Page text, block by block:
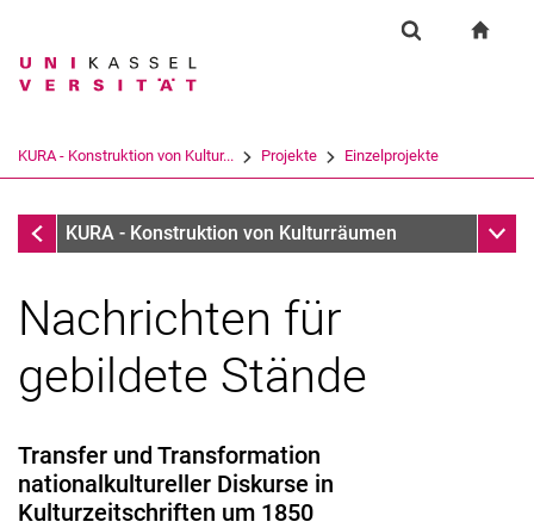
Springe direkt zu: Inhalt
Springe direkt zu: Suche
Springe direkt zu:
Suchbegriff
Suchen (öffnet externen Link in einem
KURA - Konstruktion von Kultur... Projekte Einzelprojekte
Einzelprojekte
KURA - Konstruktion von Kulturräumen
Gemeinschaftsprojekte
Einzelprojekte
Nachrichten für
gebildete Stände
Transfer und Transformation
nationalkultureller Diskurse in
Kulturzeitschriften um 1850